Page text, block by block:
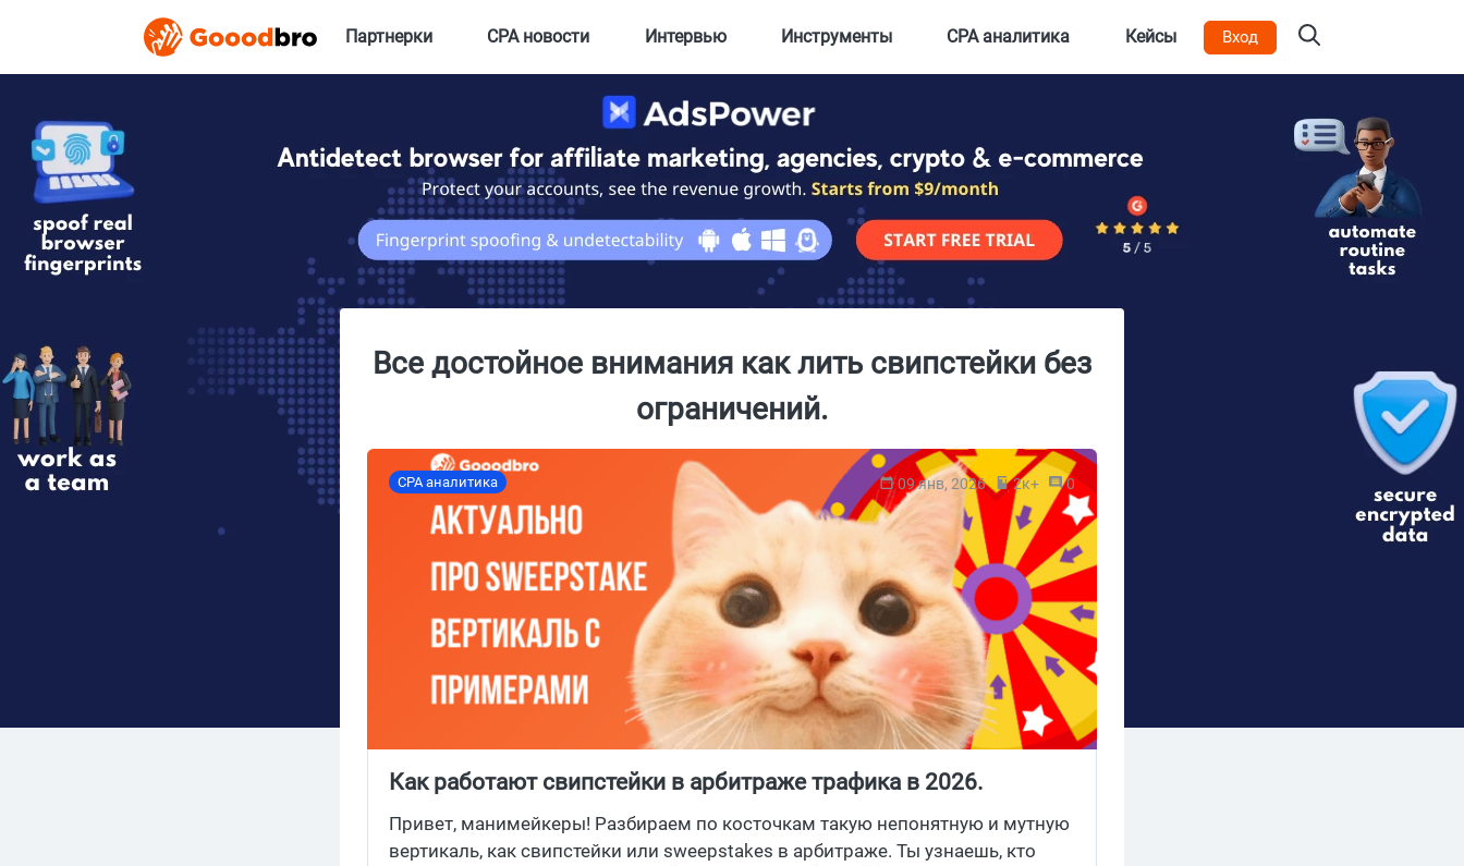
Партнерки CPA новости Интервью Инструменты CPA аналитика Кейсы Вход
Все достойное внимания как лить свипстейки без
ограничений.
CPA аналитика 09 янв, 2026 2к+ 0
Как работают свипстейки в арбитраже трафика в 2026.
Честный разбор вертикали sweepstakes арбитраж
Привет, манимейкеры! Разбираем по косточкам такую непонятную и мутную
вертикаль, как свипстейки или sweepstakes в арбитраже. Ты узнаешь, кто